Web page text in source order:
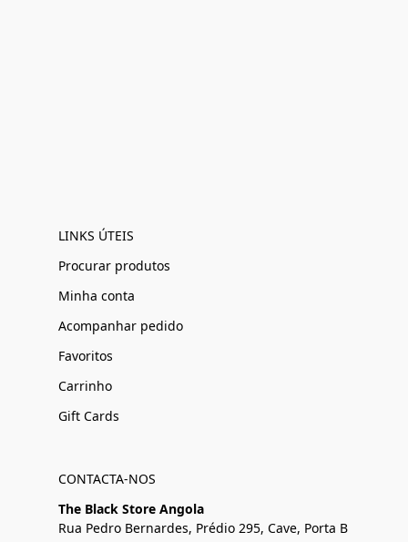
LINKS ÚTEIS
Procurar produtos
Minha conta
Acompanhar pedido
Favoritos
Carrinho
Gift Cards
CONTACTA-NOS
The Black Store Angola
Rua Pedro Bernardes, Prédio 295, Cave, Porta B